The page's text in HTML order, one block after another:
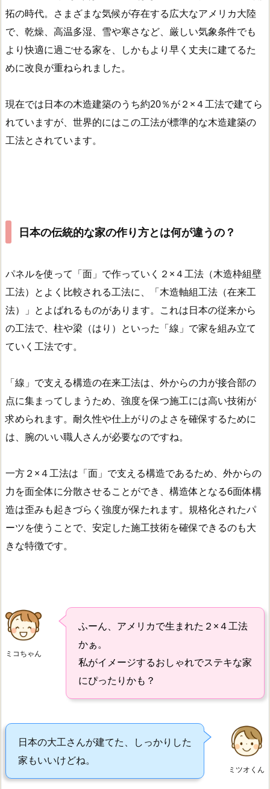
拓の時代。さまざまな気候が存在する広大なアメリカ大陸
で、乾燥、高温多湿、雪や寒さなど、 厳しい気象条件でも
より快適に過ごせる家を、しかもより早く丈夫に建てるた
めに改良が重ねられました。
現在では日本の木造建築のうち約20％が２×４工法で建てら
れていますが、世界的にはこの工法が標準的な木造建築の
工法とされています。
日本の伝統的な家の作り方とは何が違うの？
パネルを使って「面」で作っていく２×４工法（木造枠組壁
工法）とよく比較される工法に、「木造軸組工法（在来工
法）」とよばれるものがあります。これは日本の従来から
の工法で、柱や梁（はり）といった「線」で家を組み立て
ていく工法です。
「線」で支える構造の在来工法は、外からの力が接合部の
点に集まってしまうため、強度を保つ施工には高い技術が
求められます。耐久性や仕上がりのよさを確保するために
は、腕のいい職人さんが必要なのですね。
一方２×４工法は「面」で支える構造であるため、外からの
力を面全体に分散させることができ、構造体となる6面体構
造は歪みも起きづらく強度が保たれます。規格化されたパ
ーツを使うことで、安定した施工技術を確保できるのも大
きな特徴です。
ミコちゃん
ふーん、アメリカで生まれた２×４工法
かぁ。
私がイメージするおしゃれでステキな家
にぴったりかも？
ミツオくん
日本の大工さんが建てた、しっかりした
家もいいけどね。